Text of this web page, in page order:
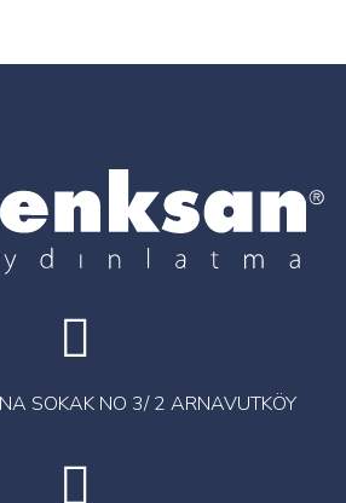
SOKAK NO 3/ 2 ARNAVUTKÖY